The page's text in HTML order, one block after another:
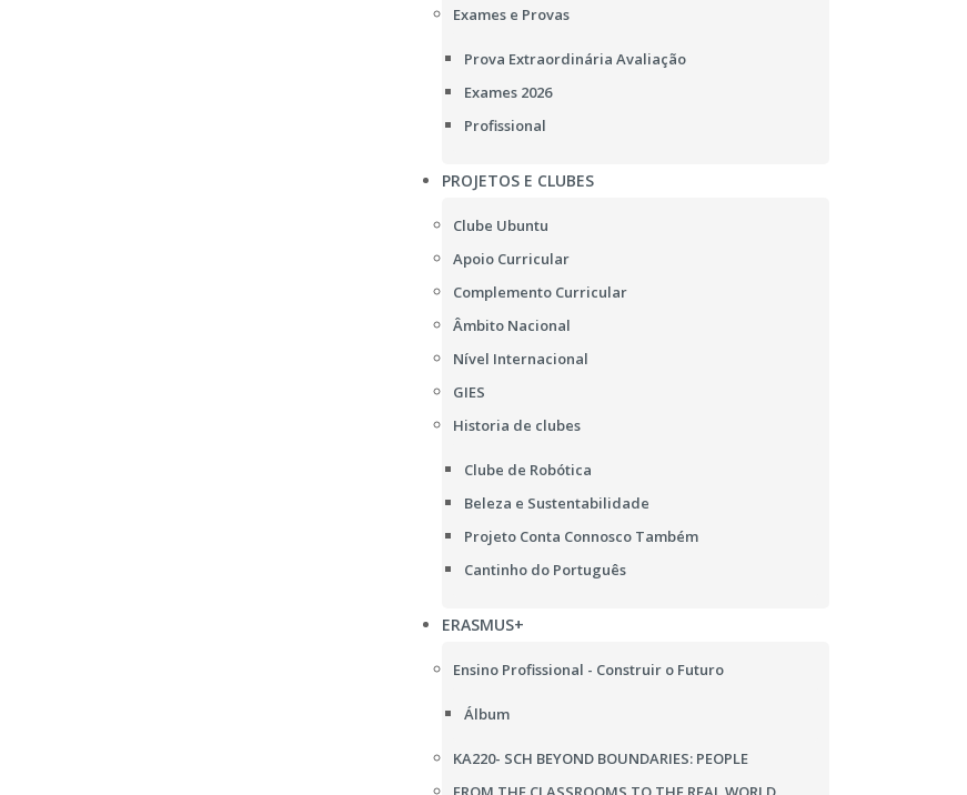
Exames e Provas
Prova Extraordinária Avaliação
Exames 2026
Profissional
PROJETOS E CLUBES
Clube Ubuntu
Apoio Curricular
Complemento Curricular
Âmbito Nacional
Nível Internacional
GIES
Historia de clubes
Clube de Robótica
Beleza e Sustentabilidade
Projeto Conta Connosco Também
Cantinho do Português
ERASMUS+
Ensino Profissional - Construir o Futuro
Álbum
KA220- SCH BEYOND BOUNDARIES: PEOPLE